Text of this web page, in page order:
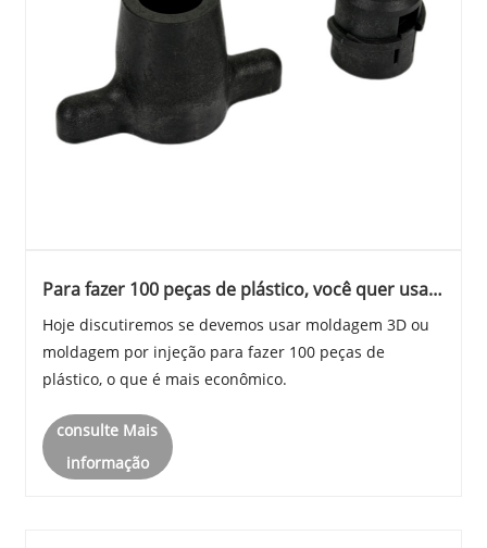
Para fazer 100 peças de plástico, você quer usar
mais barata?
Hoje discutiremos se devemos usar moldagem 3D ou
moldagem por injeção para fazer 100 peças de
plástico, o que é mais econômico.
consulte Mais
informação